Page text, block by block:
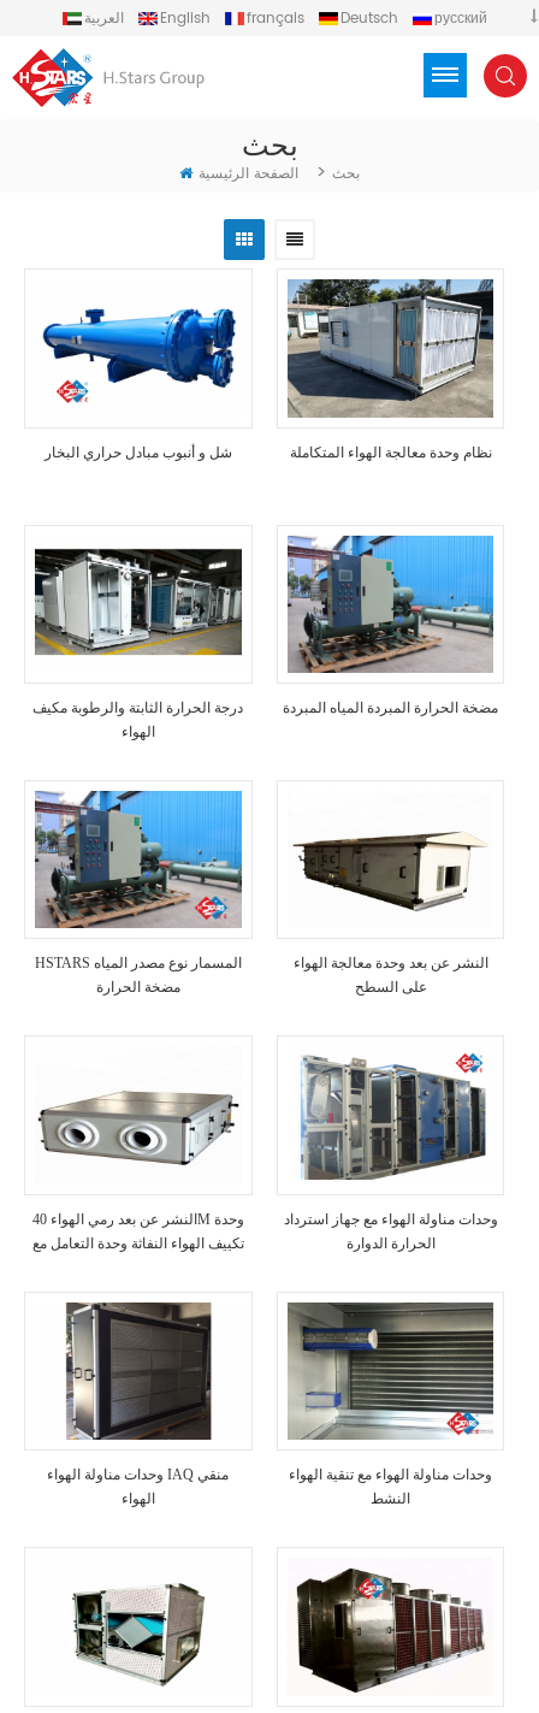
العربية English français Deutsch
русский
بحث
الصفحة الرئيسية > بحث
شل و أنبوب مبادل حراري البخار نظام وحدة معالجة الهواء المتكاملة
درجة الحرارة الثابتة والرطوبة مكيف
الهواء
مضخة الحرارة المبردة المياه المبردة
HSTARS المسمار نوع مصدر المياه
مضخة الحرارة
النشر عن بعد وحدة معالجة الهواء
على السطح
النشر عن بعد رمي الهواء 40M وحدة
تكييف الهواء النفاثة وحدة التعامل مع
وحدات مناولة الهواء مع جهاز استرداد
الحرارة الدوارة
وحدات مناولة الهواء IAQ منقي
الهواء
وحدات مناولة الهواء مع تنقية الهواء
النشط